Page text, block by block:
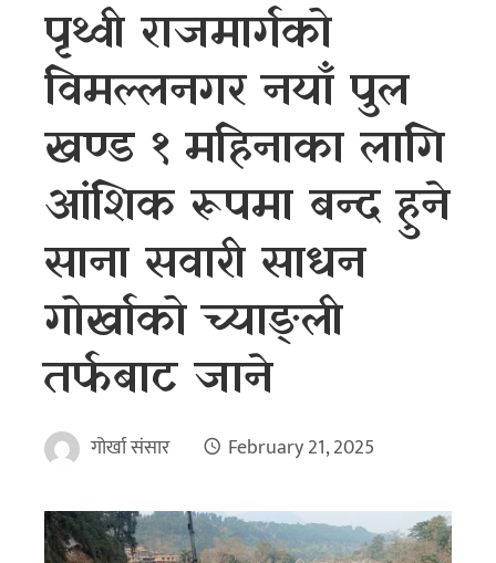
पृथ्वी राजमार्गको
विमल्लनगर नयाँ पुल
खण्ड १ महिनाका लागि
आंशिक रूपमा बन्द हुने
साना सवारी साधन
गोर्खाको च्याङ्ली
तर्फबाट जाने
गोर्खा संसार February 21, 2025